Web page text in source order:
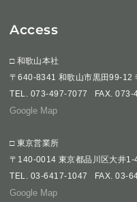
Access
□ 和歌山本社
〒640-8341 和歌山市黒田99-12
TEL. 073-497-7077 FAX. 073-
Google Map
□ 東京営業所
〒140-0014 東京都品川区大井
TEL. 03-6417-1047 FAX. 03-
Google Map